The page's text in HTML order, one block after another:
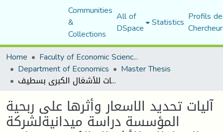
Communities
&
Collections
All of
DSpace Statistics Profils
Home
Faculty of Economic Sciences, Commerce and Management Sciences
Department of Economics Master Thesis
آليات تحديد الاسعار وأثرها على ربحية المؤسسة دراسة ميدانيةلشركة المقاولات للأشغال الكبرى بسطيف
آليات تحديد الاسعار وأثرها على ربحية
المؤسسة دراسة ميدانيةلشركة